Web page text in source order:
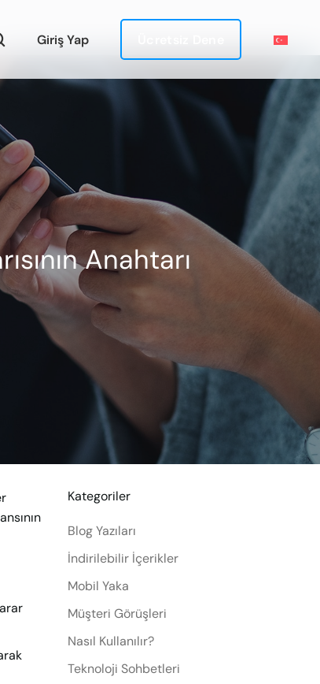
Giriş Yap
Anahtarı
Kategoriler
Blog Yazıları
İndirilebilir İçerikler
Mobil Yaka
Müşteri Görüşleri
Nasıl Kullanılır?
Teknoloji Sohbetleri